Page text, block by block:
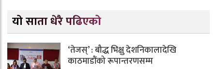
यो साता धेरै पढिएको
‘तेजस्’ : बौद्ध भिक्षु देशनिकालादेखि
काठमाडौंको रूपान्तरणसम्म